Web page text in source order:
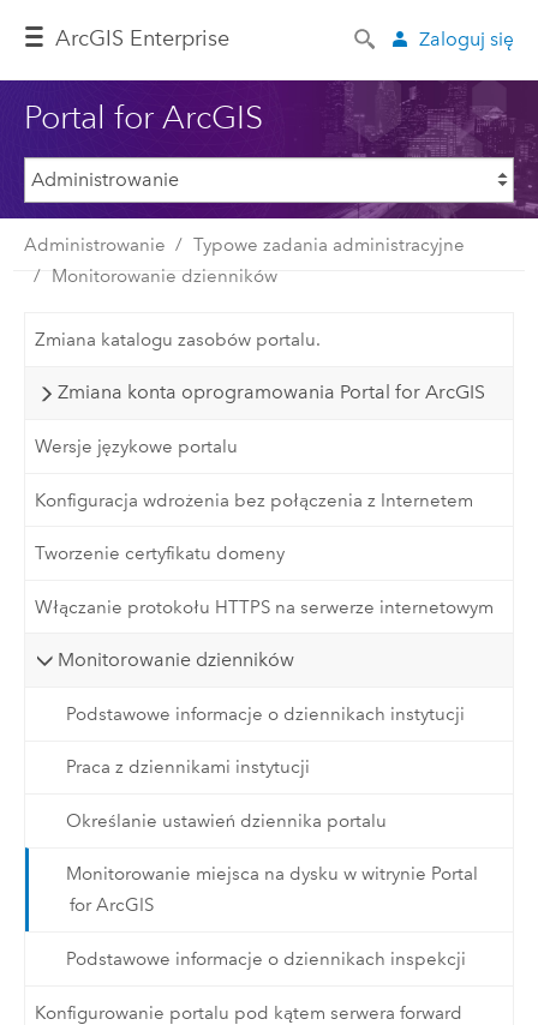
ArcGIS Enterprise Zaloguj się
Portal for ArcGIS
Administrowanie
Typowe zadania administracyjne
Monitorowanie dzienników
Zmiana katalogu zasobów portalu.
Zmiana konta oprogramowania Portal for ArcGIS
Wersje językowe portalu
Konfiguracja wdrożenia bez połączenia z Internetem
Tworzenie certyfikatu domeny
Włączanie protokołu HTTPS na serwerze internetowym
Monitorowanie dzienników
Podstawowe informacje o dziennikach instytucji
Praca z dziennikami instytucji
Określanie ustawień dziennika portalu
Monitorowanie miejsca na dysku w witrynie Portal
for ArcGIS
Podstawowe informacje o dziennikach inspekcji
Konfigurowanie portalu pod kątem serwera forward